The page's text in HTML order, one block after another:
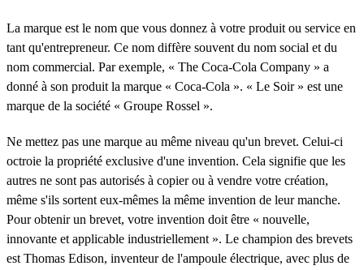
La marque est le nom que vous donnez à votre produit ou service en
tant qu'entrepreneur. Ce nom diffère souvent du nom social et du
nom commercial. Par exemple, « The Coca-Cola Company » a
donné à son produit la marque « Coca-Cola ». « Le Soir » est une
marque de la société « Groupe Rossel ».
Ne mettez pas une marque au même niveau qu'un brevet. Celui-ci
octroie la propriété exclusive d'une invention. Cela signifie que les
autres ne sont pas autorisés à copier ou à vendre votre création,
même s'ils sortent eux-mêmes la même invention de leur manche.
Pour obtenir un brevet, votre invention doit être « nouvelle,
innovante et applicable industriellement ». Le champion des brevets
est Thomas Edison, inventeur de l'ampoule électrique, avec plus de